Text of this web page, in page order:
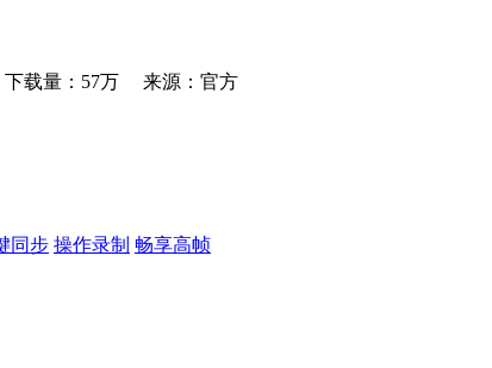
下载量：57万
来源：官方
同步 操作录制 畅享高帧